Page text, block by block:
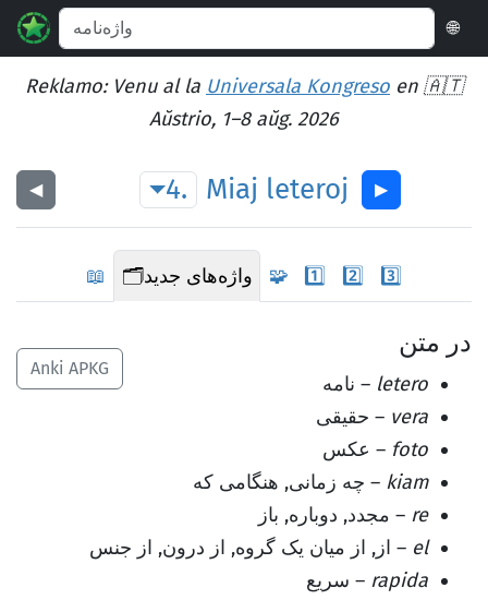
🌐
Reklamo: Venu al la Universala Kongreso en 🇦🇹
Aŭstrio, 1–8 aŭg. 2026
◀︎ 4. Miaj leteroj ▶︎
📖 🗂️واژه‌های جدید 🧩 1️⃣ 2️⃣ 3️⃣
Anki APKG
در متن
letero – نامه
vera – حقیقی
foto – عکس
kiam – چه زمانی, هنگامی که
re – مجدد, دوباره, باز
el – از, از میان یک گروه, از درون, از جنس
rapida – سریع